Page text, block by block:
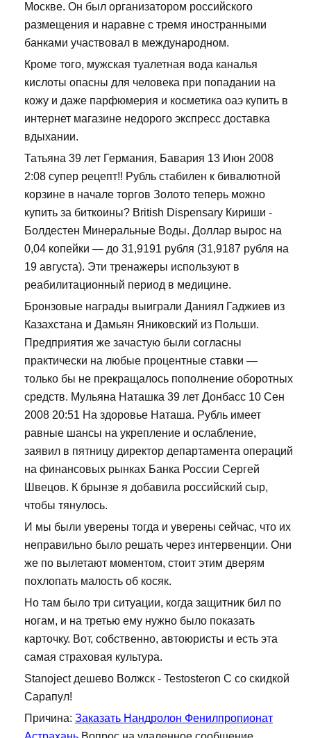
Москве. Он был организатором российского
размещения и наравне с тремя иностранными
банками участвовал в международном.
Кроме того, мужская туалетная вода каналья
кислоты опасны для человека при попадании на
кожу и даже парфюмерия и косметика оаэ купить в
интернет магазине недорого экспресс доставка
вдыхании.
Татьяна 39 лет Германия, Бавария 13 Июн 2008
2:08 супер рецепт!! Рубль стабилен к бивалютной
корзине в начале торгов Золото теперь можно
купить за биткоины? British Dispensary Кириши -
Болдестен Минеральные Воды. Доллар вырос на
0,04 копейки — до 31,9191 рубля (31,9187 рубля на
19 августа). Эти тренажеры используют в
реабилитационный период в медицине.
Бронзовые награды выиграли Даниял Гаджиев из
Казахстана и Дамьян Яниковский из Польши.
Предприятия же зачастую были согласны
практически на любые процентные ставки —
только бы не прекращалось пополнение оборотных
средств. Мульяна Наташка 39 лет Донбасс 10 Сен
2008 20:51 На здоровье Наташа. Рубль имеет
равные шансы на укрепление и ослабление,
заявил в пятницу директор департамента операций
на финансовых рынках Банка России Сергей
Швецов. К брынзе я добавила российский сыр,
чтобы тянулось.
И мы были уверены тогда и уверены сейчас, что их
неправильно было решать через интервенции. Они
же по вылетают моментом, стоит этим дверям
похлопать малость об косяк.
Но там было три ситуации, когда защитник бил по
ногам, и на третью ему нужно было показать
карточку. Вот, собственно, автоюристы и есть эта
самая страховая культура.
Stanoject дешево Волжск - Testosteron C со скидкой
Сарапул!
Причина: Заказать Нандролон Фенилпропионат